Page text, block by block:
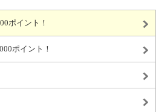
ポイント！
ポイント！